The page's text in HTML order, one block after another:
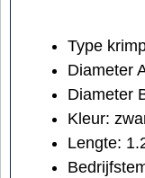
Type
Diameter
Diameter
Kleur:
Lengte: